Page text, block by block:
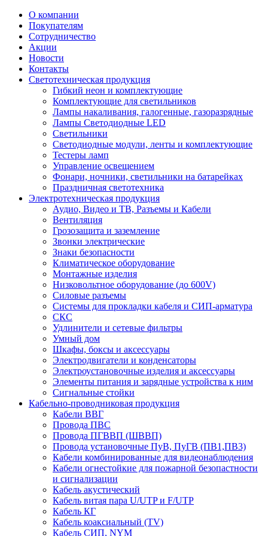
О компании
Покупателям
Сотрудничество
Акции
Новости
Контакты
Светотехническая продукция
Гибкий неон и комплектующие
Комплектующие для светильников
Лампы накаливания, галогенные, газоразрядные
Лампы Светодиодные LED
Светильники
Светодиодные модули, ленты и комплектующие
Тестеры ламп
Управление освещением
Фонари, ночники, светильники на батарейках
Праздничная светотехника
Электротехническая продукция
Аудио, Видео и ТВ, Разъемы и Кабели
Вентиляция
Грозозащита и заземление
Звонки электрические
Знаки безопасности
Климатическое оборудование
Монтажные изделия
Низковольтное оборудование (до 600V)
Силовые разъемы
Системы для прокладки кабеля и СИП-арматура
СКС
Удлинители и сетевые фильтры
Умный дом
Шкафы, боксы и аксессуары
Электродвигатели и конденсаторы
Электроустановочные изделия и аксессуары
Элементы питания и зарядные устройства к ним
Сигнальные стойки
Кабельно-проводниковая продукция
Кабели ВВГ
Провода ПВС
Провода ПГВВП (ШВВП)
Провода установочные ПуВ, ПуГВ (ПВ1,ПВ3)
Кабели комбинированные для видеонаблюдения
Кабели огнестойкие для пожарной безопастности
и сигнализации
Кабель акустический
Кабель витая пара U/UTP и F/UTP
Кабель КГ
Кабель коаксиальный (TV)
Кабель СИП, NYM